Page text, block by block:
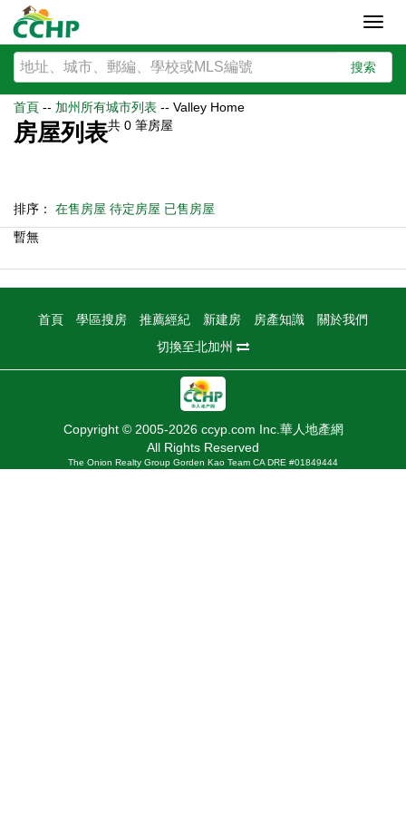
搜索
首頁 -- 加州所有城市列表 -- Valley Home
房屋列表共 0 筆房屋
排序： 在售房屋 待定房屋 已售房屋
暫無
首頁 學區搜房 推薦經紀 新建房 房產知識
關於我們
切換至北加州
Copyright © 2005-2026 ccyp.com Inc.華人地產網
All Rights Reserved
The Onion Realty Group Gorden Kao Team CA DRE #01849444